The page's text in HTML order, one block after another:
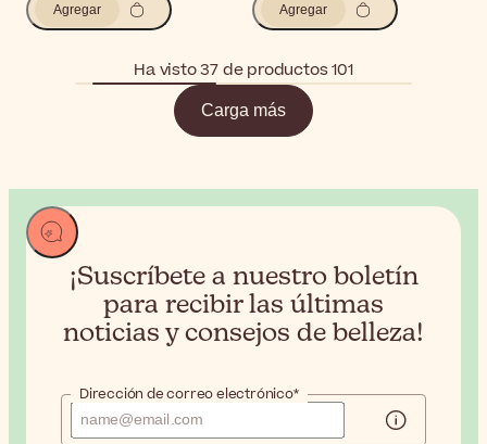
Agregar Agregar
Ha visto 37 de productos 101
Carga más
¡Suscríbete a nuestro boletín
para recibir las últimas
noticias y consejos de belleza!
Dirección de correo electrónico*